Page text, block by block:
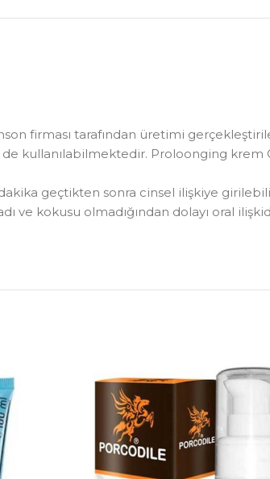
firması tarafından üretimi
de kullanılabilmektedir. Proloonging krem
geçtikten sonra cinsel ilişkiye
ve kokusu olmadığından dolayı oral